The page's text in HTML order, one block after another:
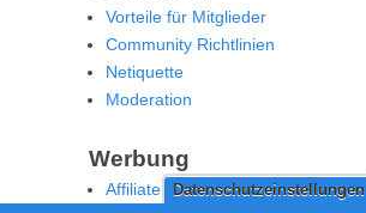
Datenschutzeinstellungen
Vorteile für Mitglieder
Community Richtlinien
Netiquette
Moderation
Werbung
Affiliate Offenlegung